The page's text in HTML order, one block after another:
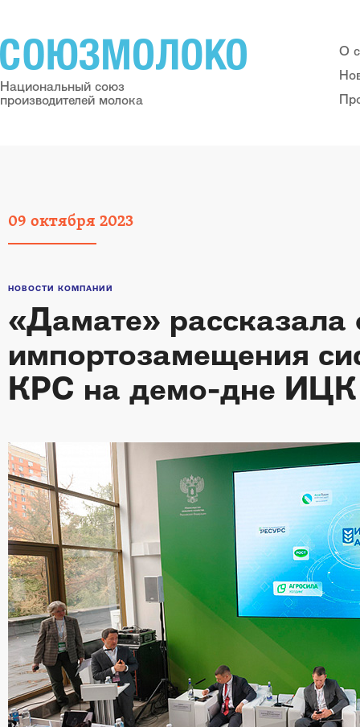
Национальный союз
производителей молока
О
09 октября 2023
НОВОСТИ КОМПАНИЙ
«Дамате» рассказала
импортозамещения
КРС на демо-дне ИЦК